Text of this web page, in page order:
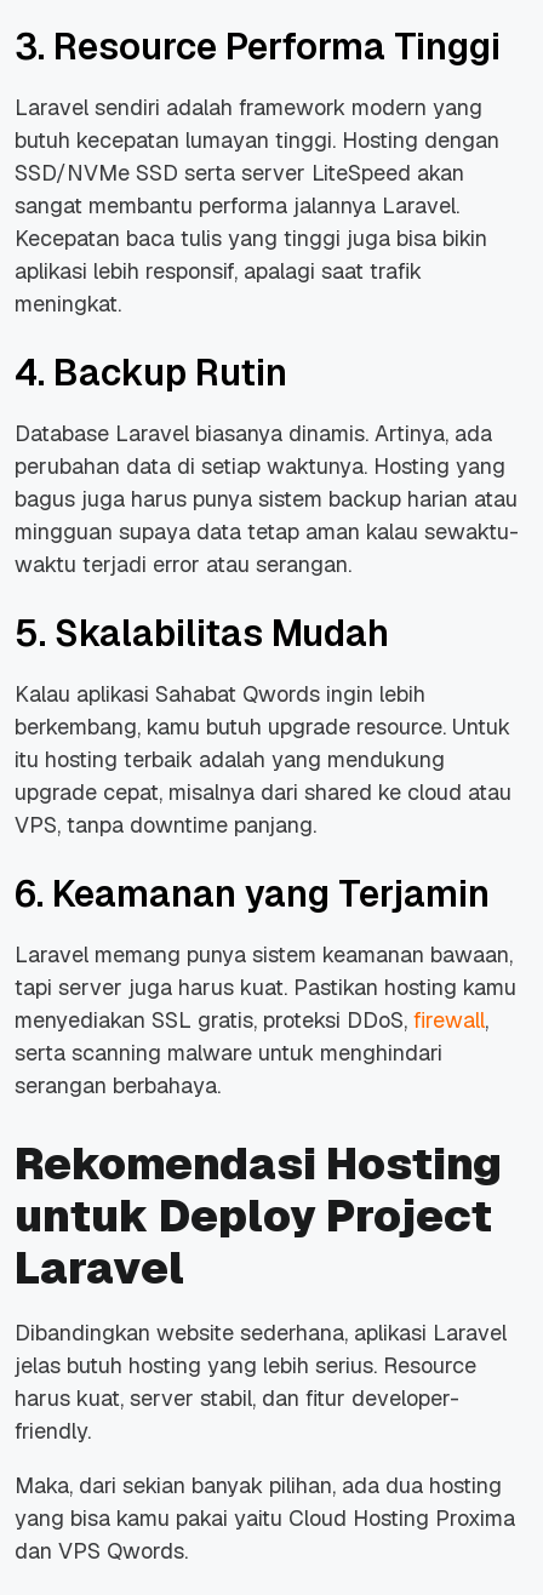
3. Resource Performa Tinggi
Laravel sendiri adalah framework modern yang
butuh kecepatan lumayan tinggi. Hosting dengan
SSD/NVMe SSD serta server LiteSpeed akan
sangat membantu performa jalannya Laravel.
Kecepatan baca tulis yang tinggi juga bisa bikin
aplikasi lebih responsif, apalagi saat trafik
meningkat.
4. Backup Rutin
Database Laravel biasanya dinamis. Artinya, ada
perubahan data di setiap waktunya. Hosting yang
bagus juga harus punya sistem backup harian atau
mingguan supaya data tetap aman kalau sewaktu-
waktu terjadi error atau serangan.
5. Skalabilitas Mudah
Kalau aplikasi Sahabat Qwords ingin lebih
berkembang, kamu butuh upgrade resource. Untuk
itu hosting terbaik adalah yang mendukung
upgrade cepat, misalnya dari shared ke cloud atau
VPS, tanpa downtime panjang.
6. Keamanan yang Terjamin
Laravel memang punya sistem keamanan bawaan,
tapi server juga harus kuat. Pastikan hosting kamu
menyediakan SSL gratis, proteksi DDoS, firewall,
serta scanning malware untuk menghindari
serangan berbahaya.
Rekomendasi Hosting
untuk Deploy Project
Laravel
Dibandingkan website sederhana, aplikasi Laravel
jelas butuh hosting yang lebih serius. Resource
harus kuat, server stabil, dan fitur developer-
friendly.
Maka, dari sekian banyak pilihan, ada dua hosting
yang bisa kamu pakai yaitu Cloud Hosting Proxima
dan VPS Qwords.